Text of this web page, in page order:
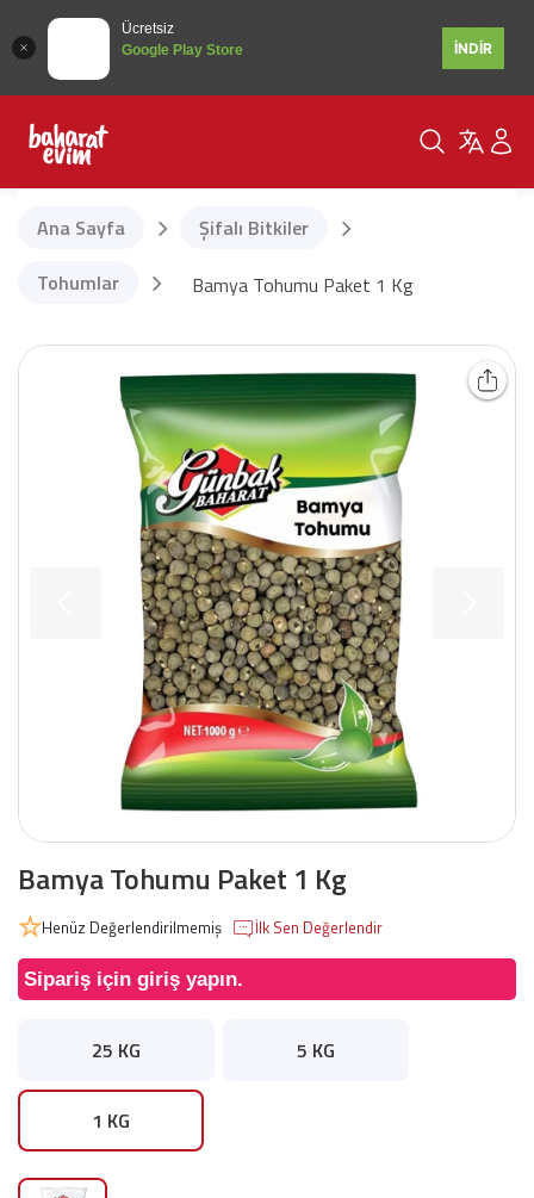
Ücretsiz
Google Play Store
İNDİR
Ana Sayfa
Şifalı Bitkiler
Tohumlar
Bamya Tohumu Paket 1 Kg
Bamya Tohumu Paket 1 Kg
Henüz Değerlendirilmemiş İlk Sen Değerlendir
Sipariş için giriş yapın.
25 KG 5 KG
1 KG